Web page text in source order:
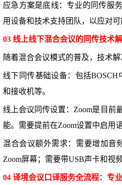
应急方案是底线：专业的同传服
用设备和技术支持团队，以应对可
03 线上线下混合会议的同传技术
随着混合会议模式的普及，技术
线下同传基础设备：包括
和接收机等。
线上会议同传设置：Zoom是目前
能。需要提前在Zoom设置中启用
混合会议额外需求：需要增加音
Zoom屏幕；需要带USB声卡和视
04 译境会议口译服务全流程：专